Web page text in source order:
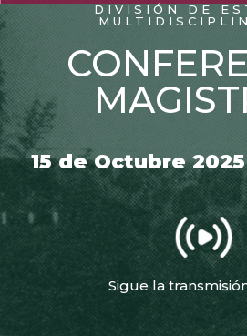
DIVISIÓN DE
15 de Octubre
Sigue la